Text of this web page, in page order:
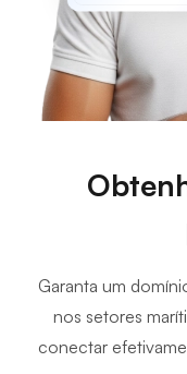
Garanta um
nos setores
conectar